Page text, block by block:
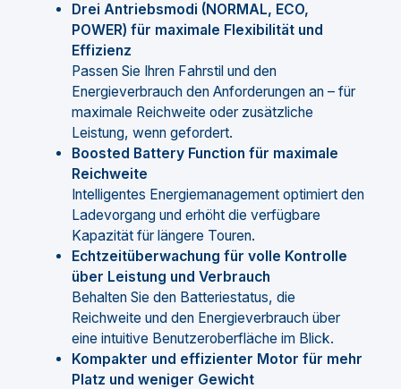
Drei Antriebsmodi (NORMAL, ECO,
POWER) für maximale Flexibilität und
Effizienz
Passen Sie Ihren Fahrstil und den
Energieverbrauch den Anforderungen an – für
maximale Reichweite oder zusätzliche
Leistung, wenn gefordert.
Boosted Battery Function für maximale
Reichweite
Intelligentes Energiemanagement optimiert den
Ladevorgang und erhöht die verfügbare
Kapazität für längere Touren.
Echtzeitüberwachung für volle Kontrolle
über Leistung und Verbrauch
Behalten Sie den Batteriestatus, die
Reichweite und den Energieverbrauch über
eine intuitive Benutzeroberfläche im Blick.
Kompakter und effizienter Motor für mehr
Platz und weniger Gewicht